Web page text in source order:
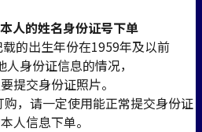
人的姓名身份证号下单
的出生年份在1959年及以前
身份证信息的情况，
提交身份证照片。
，请一定使用能正常提交身份证
人信息下单。